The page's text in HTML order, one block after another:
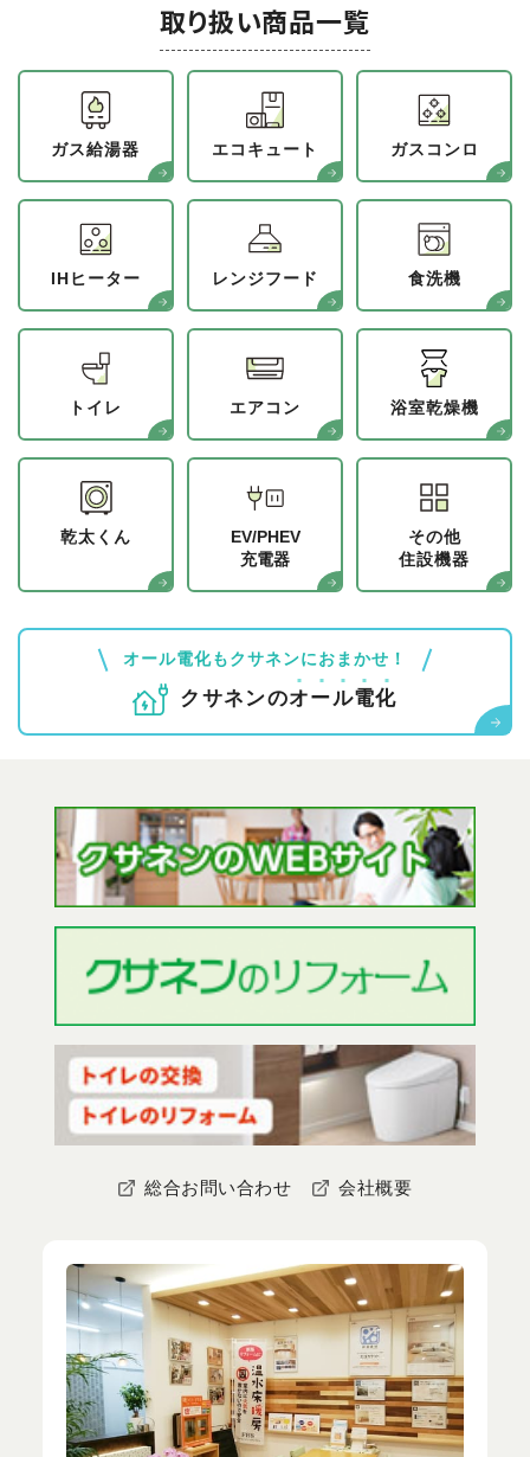
取り扱い商品一覧
ガス給湯器 エコキュート ガスコンロ
IHヒーター レンジフード 食洗機
トイレ エアコン 浴室乾燥機
乾太くん
EV/PHEV
充電器
その他
住設機器
オール電化もクサネンにおまかせ！
クサネンのオール電化
総合お問い合わせ 会社概要